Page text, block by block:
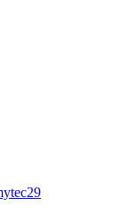
29